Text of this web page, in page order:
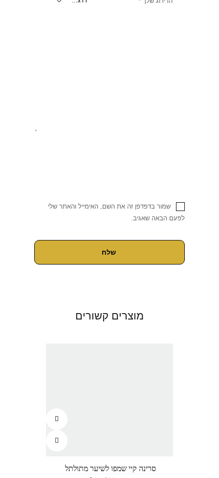
שמור בדפדפן זה את השם, האימייל והאתר שלי
לפעם הבאה שאגיב.
מוצרים קשורים
סרינה קיי שמפו לשיער מתולתל